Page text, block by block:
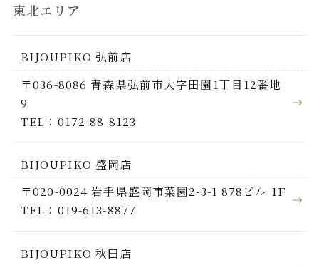
東北エリア
BIJOUPIKO 弘前店
〒036-8086 青森県弘前市大字田園1丁目12番地
9
TEL：0172-88-8123
BIJOUPIKO 盛岡店
〒020-0024 岩手県盛岡市菜園2-3-1 878ビル 1F
TEL：019-613-8877
BIJOUPIKO 秋田店